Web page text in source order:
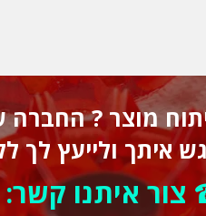
מוצר ?
איתך ולייעץ לך
צור איתנו